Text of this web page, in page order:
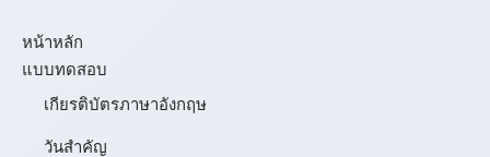
หน้าหลัก
แบบทดสอบ
เกียรติบัตรภาษาอังกฤษ
วันสำคัญ